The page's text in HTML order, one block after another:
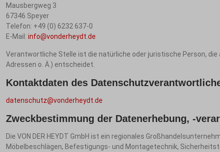
Mausbergweg 3
67346 Speyer
Telefon: +49 (0) 6232 637-0
E-Mail: info@vonderheydt.de
Verantwortliche Stelle ist die natürliche oder juristische Person,
Adressen o. Ä.) entscheidet.
Kontaktdaten des
datenschutz@vonderheydt.de
Zweckbestimmung der Datenerhebung, -
Die VON DER HEYDT GmbH ist ein regionales
Möbelbeschlägen, Befestigungs- und Montagetechnik,